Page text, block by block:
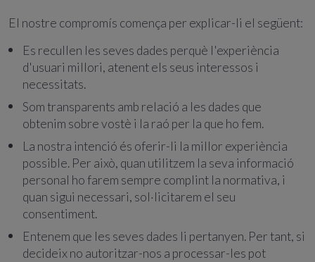
El nostre compromís comença per explicar-li el següent:
Es recullen les seves dades perquè l'experiència
d'usuari millori, atenent els seus interessos i
necessitats.
Som transparents amb relació a les dades que
obtenim sobre vostè i la raó per la que ho fem.
La nostra intenció és oferir-li la millor experiència
possible. Per això, quan utilitzem la seva informació
personal ho farem sempre complint la normativa, i
quan sigui necessari, sol·licitarem el seu
consentiment.
Entenem que les seves dades li pertanyen. Per tant, si
decideix no autoritzar-nos a processar-les pot